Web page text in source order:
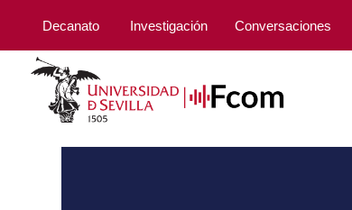
Decanato Investigación Conversaciones